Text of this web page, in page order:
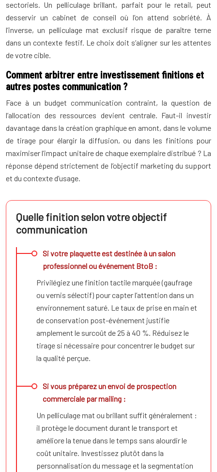
sectoriels. Un pelliculage brillant, parfait pour le retail, peut
desservir un cabinet de conseil où l’on attend sobriété. À
l’inverse, un pelliculage mat exclusif risque de paraître terne
dans un contexte festif. Le choix doit s’aligner sur les attentes
de votre cible.
Comment arbitrer entre investissement finitions et
autres postes communication ?
Face à un budget communication contraint, la question de
l’allocation des ressources devient centrale. Faut-il investir
davantage dans la création graphique en amont, dans le volume
de tirage pour élargir la diffusion, ou dans les finitions pour
maximiser l’impact unitaire de chaque exemplaire distribué ? La
réponse dépend strictement de l’objectif marketing du support
et du contexte d’usage.
Quelle finition selon votre objectif
communication
Si votre plaquette est destinée à un salon
professionnel ou événement BtoB :
Privilégiez une finition tactile marquée (gaufrage
ou vernis sélectif) pour capter l’attention dans un
environnement saturé. Le taux de prise en main et
de conservation post-événement justifie
amplement le surcoût de 25 à 40 %. Réduisez le
tirage si nécessaire pour concentrer le budget sur
la qualité perçue.
Si vous préparez un envoi de prospection
commerciale par mailing :
Un pelliculage mat ou brillant suffit généralement :
il protège le document durant le transport et
améliore la tenue dans le temps sans alourdir le
coût unitaire. Investissez plutôt dans la
personnalisation du message et la segmentation